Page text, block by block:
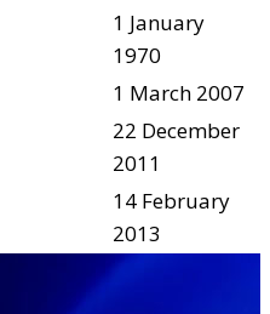
1 January
1970
1 March 2007
22 December
2011
14 February
2013